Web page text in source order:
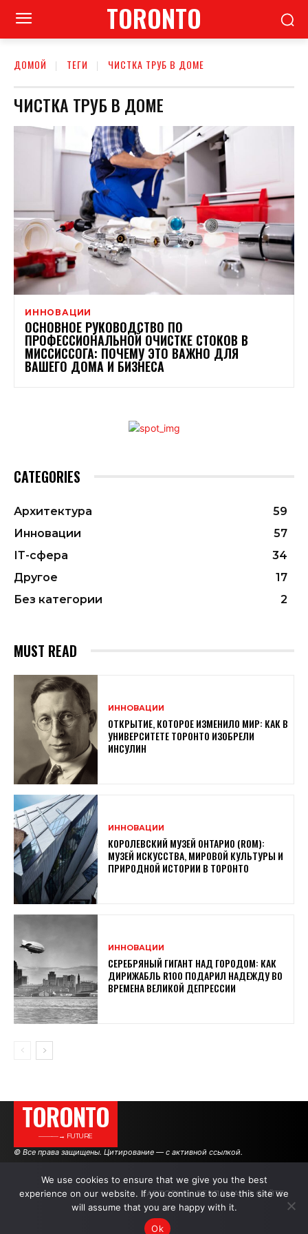
TORONTO
ДОМОЙ ТЕГИ ЧИСТКА ТРУБ В ДОМЕ
ЧИСТКА ТРУБ В ДОМЕ
ИННОВАЦИИ
ОСНОВНОЕ РУКОВОДСТВО ПО
ПРОФЕССИОНАЛЬНОЙ ОЧИСТКЕ СТОКОВ В
МИССИССОГА: ПОЧЕМУ ЭТО ВАЖНО ДЛЯ
ВАШЕГО ДОМА И БИЗНЕСА
CATEGORIES
Архитектура
59
Инновации
57
ІТ-сфера
34
Другое
17
Без категории
2
MUST READ
ИННОВАЦИИ
ОТКРЫТИЕ, КОТОРОЕ ИЗМЕНИЛО МИР: КАК В
УНИВЕРСИТЕТЕ ТОРОНТО ИЗОБРЕЛИ
ИНСУЛИН
ИННОВАЦИИ
КОРОЛЕВСКИЙ МУЗЕЙ ОНТАРИО (ROM):
МУЗЕЙ ИСКУССТВА, МИРОВОЙ КУЛЬТУРЫ И
ПРИРОДНОЙ ИСТОРИИ В ТОРОНТО
ИННОВАЦИИ
СЕРЕБРЯНЫЙ ГИГАНТ НАД ГОРОДОМ: КАК
ДИРИЖАБЛЬ R100 ПОДАРИЛ НАДЕЖДУ ВО
ВРЕМЕНА ВЕЛИКОЙ ДЕПРЕССИИ
TORONTO
———→ FUTURE
© Все права защищены. Цитирование — с активной ссылкой.
АВТОРЫ РЕКЛАМА НА САЙТЕ
We use cookies to ensure that we give you the best
experience on our website. If you continue to use this site we
will assume that you are happy with it.
Ok